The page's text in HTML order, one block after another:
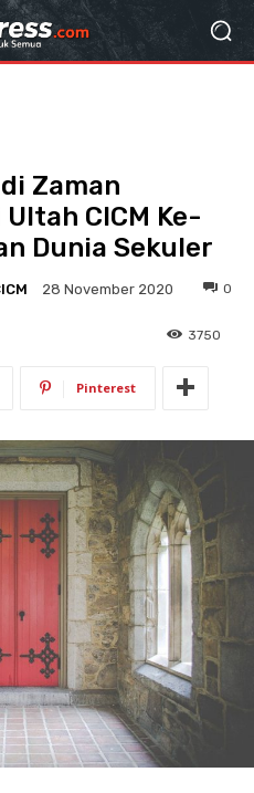
Zaman
CICM Ke-
Dunia Sekuler
28 November 2020 0
3750
Pinterest